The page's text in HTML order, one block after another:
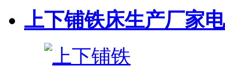
上下铺铁床生产厂家